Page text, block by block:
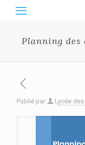
Planning des
Publié par Lycée